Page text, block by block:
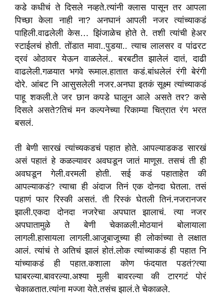
कडे कधीचं ते दिसले नव्हते.त्यांनी क्लास पासून तर आपला
पिच्छा केला नाही ना? अनघानं आपली नजर त्यांच्याकडं
पाहिली.वाढलेली केस… झिंजाळेच होते ते. तशी त्यांची हेअर
स्टाईलचं होती. तोंडात मावा..पुडया.. त्याच लालसर व पांढरट
द्रवं ओठावर येऊन वाळलेलं.. बरबटीत झालेलं दातं, दाढी
वाढलेली.गळयात भगवे रूमाल.हातात कडं.बांधलेलं रंगी बेरंगी
दोरे. आंबट नि आसुसलेली नजर.अनघा इतकं सूक्ष्म त्यांच्याकडं
पाहू शकली.ते जर छान कपडे घालून आले असते तर? कसे
दिसले असते?तिचं मन कल्पनेच्या रिकाम्या चित्रात रंग भरत
बसलं.
ती बेणी सारखं त्यांच्यकडचं पहात होते. आपल्याडकड सारखं
असं पहातं हे कळल्यावर अवघडून जातं माणूस. तसचं ती ही
अवघडून गेली.वरमली होती. सई कडं पहाताहेत की
आपल्याकडं? त्याचा ही अंदाज तिनं एक दोनदा घेतला. तसं
पहाणं फार रिस्की असतं. ती रिस्कं घेतली तिनं.नजरानजर
झाली.एकदा दोनदा नजरेचा अपघात झालाचं. त्या नजर
अपघातामुळे ते बेणी चेकाळली.मोठयानं बोलायाला
लागली.हासायला लागली.आजूबाजूच्या ही लोकांच्या ते लक्षात
आलं. त्यांचं ते अतिचं झालं होतं.लोक त्यांच्याकडं ही पहात नि
यांच्याकडं ही पहात.कशाला कोण फंदयात पडतं?त्या
घाबरल्या.बावरल्या.अश्या मुली बावरल्या की टारगटं पोरं
चेकाळतात.त्यांना मज्जा येते.तसंच झालं.ते चेकाळले.